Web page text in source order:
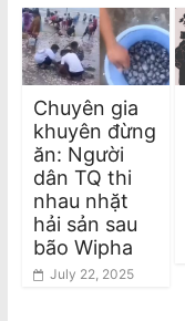
Chuyên gia
khuyên đừng
ăn: Người
dân TQ thi
nhau nhặt
hải sản sau
bão Wipha
July 22, 2025